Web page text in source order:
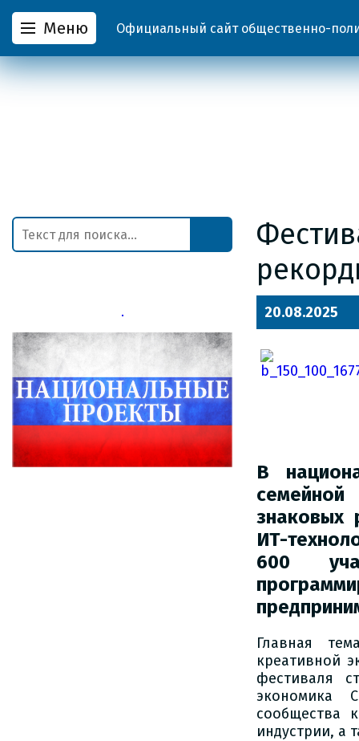
Меню Официальный сайт общественно-
20.08.2025
В
знаковых
ИТ-
600
Главная
креативной
фестиваля
экономика
сообщества
индустрии, а